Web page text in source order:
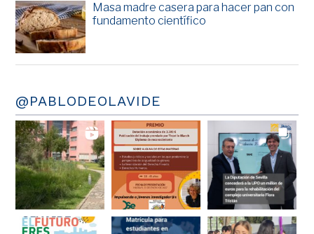
Masa madre casera para hacer pan con
fundamento científico
@PABLODEOLAVIDE